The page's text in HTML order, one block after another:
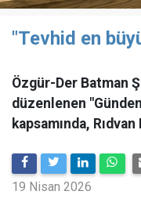
"Tevhid en
Özgür-Der Batman
düzenlenen
kapsamında,
19 Nisan 2026